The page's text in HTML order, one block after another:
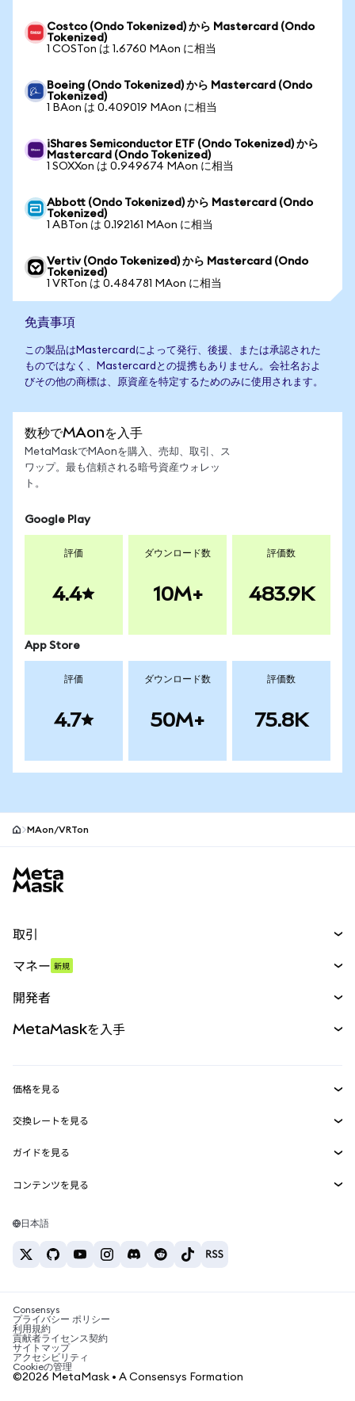
Costco (Ondo Tokenized) から Mastercard (Ondo
Tokenized)
1 COSTon は 1.6760 MAon に相当
Boeing (Ondo Tokenized) から Mastercard (Ondo
Tokenized)
1 BAon は 0.409019 MAon に相当
iShares Semiconductor ETF (Ondo Tokenized) から
Mastercard (Ondo Tokenized)
1 SOXXon は 0.949674 MAon に相当
Abbott (Ondo Tokenized) から Mastercard (Ondo
Tokenized)
1 ABTon は 0.192161 MAon に相当
Vertiv (Ondo Tokenized) から Mastercard (Ondo
Tokenized)
1 VRTon は 0.484781 MAon に相当
免責事項
この製品はMastercardによって発行、後援、または承認された
ものではなく、Mastercardとの提携もありません。会社名およ
びその他の商標は、原資産を特定するためのみに使用されます。
数秒でMAonを入手
MetaMaskでMAonを購入、売却、取引、ス
ワップ。最も信頼される暗号資産ウォレッ
ト。
Google Play
評価
4.4
ダウンロード数
10M+
評価数
483.9K
App Store
評価
4.7
ダウンロード数
50M+
評価数
75.8K
MAon/VRTon
取引
パーペチュアル
RWA
マネー 新規
開発者
MetaMask Connect
Snaps
Web3サービス
MetaMaskを入手
セキュリティ
サポート
キャリア
お問い合わせ
価格を見る
イーサリアムの価格
Solanaの価格
Tetherの価格
交換レートを見る
ETH→USD
USDT→INR
BTC→INR
ETH→USDT
ガイドを見る
ETHの購入
USDTの購入
SHIBの購入
BNBの購入
コンテンツを見る
Solanaウォレット
税制関連ニュース
暗号資産の購入方法は？
ビットコインを売るには？
日本語
Consensys
プライバシー ポリシー
利用規約
貢献者ライセンス契約
サイトマップ
アクセシビリティ
Cookieの管理
©2026 MetaMask • A Consensys Formation